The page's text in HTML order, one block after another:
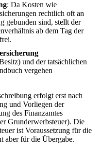
: Da Kosten wie
rechtlich oft an
gebunden sind, stellt der
ab dem Tag der
und der tatsächlichen
vergehen
erfolgt erst nach
und Vorliegen der
des Finanzamtes
Grunderwerbsteuer). Die
ist Voraussetzung für die
aber für die Übergabe.